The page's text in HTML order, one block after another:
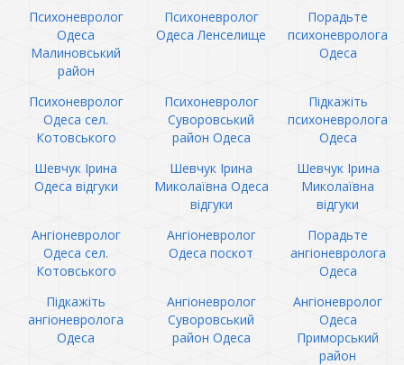
Психоневролог
Одеса
Малиновський
район
Психоневролог
Одеса Ленселище
Порадьте
психоневролога
Одеса
Психоневролог
Одеса сел.
Котовського
Психоневролог
Суворовський
район Одеса
Підкажіть
психоневролога
Одеса
Шевчук Ірина
Одеса відгуки
Шевчук Ірина
Миколаївна Одеса
відгуки
Шевчук Ірина
Миколаївна
відгуки
Ангіоневролог
Одеса сел.
Котовського
Ангіоневролог
Одеса поскот
Порадьте
ангіоневролога
Одеса
Підкажіть
ангіоневролога
Одеса
Ангіоневролог
Суворовський
район Одеса
Ангіоневролог
Одеса
Приморський
район